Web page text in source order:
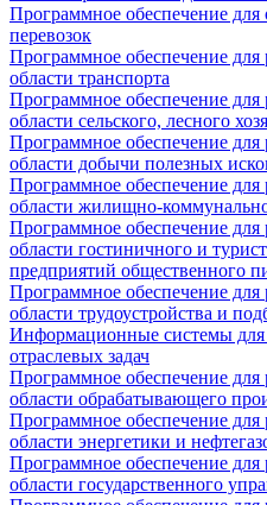
Программное обеспечение
перевозок
Программное обеспечение для
области транспорта
Программное обеспечение для
области сельского, лесного
Программное обеспечение для
области добычи полезных
Программное обеспечение для
области жилищно-
Программное обеспечение для
области гостиничного и
предприятий общественного
Программное обеспечение для
области трудоустройства и
Информационные системы
отраслевых задач
Программное обеспечение для
области обрабатывающего
Программное обеспечение для
области энергетики и
Программное обеспечение для
области государственного